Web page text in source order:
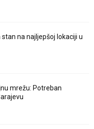
stan na najljepšoj lokaciji u
mrežu: Potreban